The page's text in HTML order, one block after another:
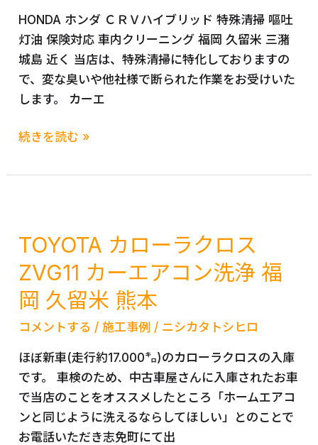
ー
営
業
車
の
車
グ
カ
ー
ア
コ
ン
ク
HONDA ホンダ ＣＲＶハイブリッド 特殊清掃 嘔吐
灯油 保険対応 車内クリーニング 福岡 久留米 三潴
城島 近く 当店は、特殊清掃に特化しておりますの
で、変な臭いや他社様で断られた作業をお受けいた
します。 カーエ
HONDA
ン
Ｒ
Ｖ
ハ
イ
リ
ッ
ド
特
殊
清
続きを読む »
TOYOTA カローラクロス
ZVG11 カーエアコン洗浄 福
岡 久留米 熊本
コメントする /施工事例 / ニシカタトシヒロ
ほぼ新車(走行約17.000㌔)のカローラクロスの入庫
です。 車検のため、中古車屋さんに入庫されたお車
で当店のことをオススメしたところ「ホームエアコ
ンと同じように洗えるならしてほしい」とのことで
お電話いただき志免町にて出